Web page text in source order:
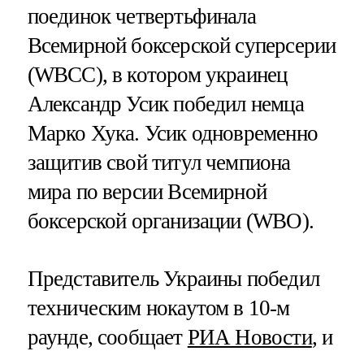
поединок четвертьфинала
Всемирной боксерской суперсерии
(WBCC), в котором украинец
Александр Усик победил немца
Марко Хука. Усик одновременно
защитив свой титул чемпиона
мира по версии Всемирной
боксерской организации (WBO).
Представитель Украины победил
техническим нокаутом в 10-м
раунде, сообщает РИА Новости, и